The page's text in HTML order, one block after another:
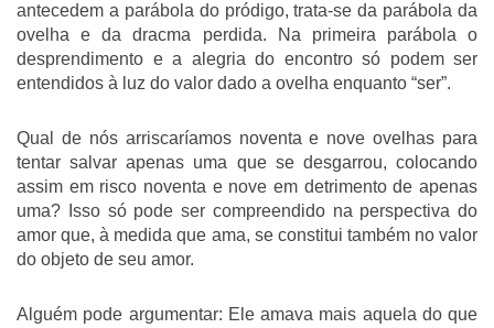
antecedem a parábola do pródigo, trata-se da parábola da
ovelha e da dracma perdida. Na primeira parábola o
desprendimento e a alegria do encontro só podem ser
entendidos à luz do valor dado a ovelha enquanto “ser”.
Qual de nós arriscaríamos noventa e nove ovelhas para
tentar salvar apenas uma que se desgarrou, colocando
assim em risco noventa e nove em detrimento de apenas
uma? Isso só pode ser compreendido na perspectiva do
amor que, à medida que ama, se constitui também no valor
do objeto de seu amor.
Alguém pode argumentar: Ele amava mais aquela do que